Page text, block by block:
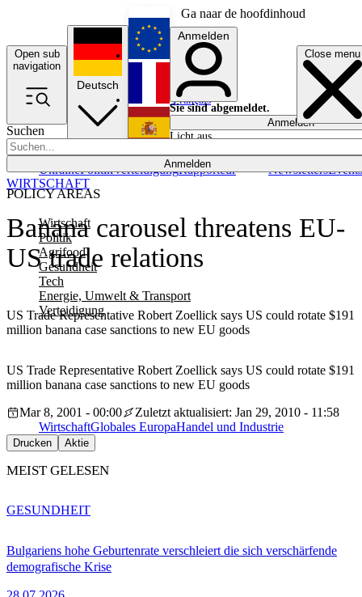
Ga naar de hoofdinhoud
Open sub
navigation
Close menu
Suchen
Anmelden
POLICY AREAS
Wirtschaft
Politik
Agrifood
Gesundheit
Tech
Energie, Umwelt & Transport
Verteidigung
UkrainePolitikVerteidigungRapporteur NewslettersEvents
Deutsch
English
Français
Anmelden
Sie sind abgemeldet.
Anmelden
Licht aus
Banana carousel threatens EU-
US trade relations
US Trade Representative Robert Zoellick says US could rotate $191
million banana case sanctions to new EU goods
WIRTSCHAFT
US Trade Representative Robert Zoellick says US could rotate $191
million banana case sanctions to new EU goods
Mar 8, 2001 - 00:00
Zuletzt aktualisiert: Jan 29, 2010 - 11:58
WirtschaftGlobales EuropaHandel und Industrie
Drucken Aktie
MEIST GELESEN
Bulgariens hohe Geburtenrate verschleiert die sich verschärfende
demografische Krise
GESUNDHEIT